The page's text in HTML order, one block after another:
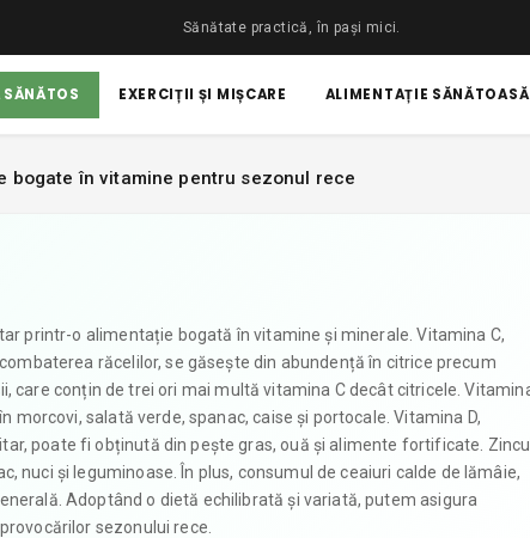
Sănătate practică, în pași mici.
EXERCIȚII ȘI MIȘCARE ALIMENTAȚIE
bogate în vitamine pentru sezonul rece
printr-o alimentație bogată în vitamine și minerale. Vitamina C,
răcelilor, se găsește din abundență în citrice precum
care conțin de trei ori mai multă vitamina C decât citricele.
salată verde, spanac, caise și portocale. Vitamina D,
poate fi obținută din pește gras, ouă și alimente fortificate.
nuci și leguminoase. În plus, consumul de ceaiuri calde de lămâie,
Adoptând o dietă echilibrată și variată, putem asigura
sezonului rece.